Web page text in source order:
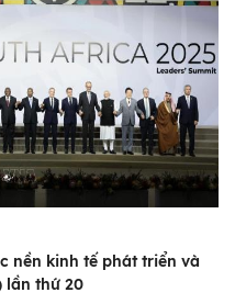
nền kinh tế phát triển và
lần thứ 20